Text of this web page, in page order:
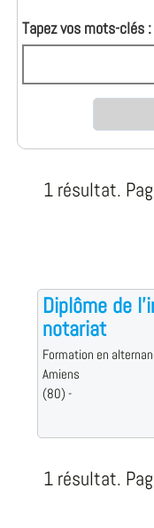
Tapez vos mots-clés :
1 résultat.
Diplôme de
notariat
Formation en
Amiens
(80) -
1 résultat.